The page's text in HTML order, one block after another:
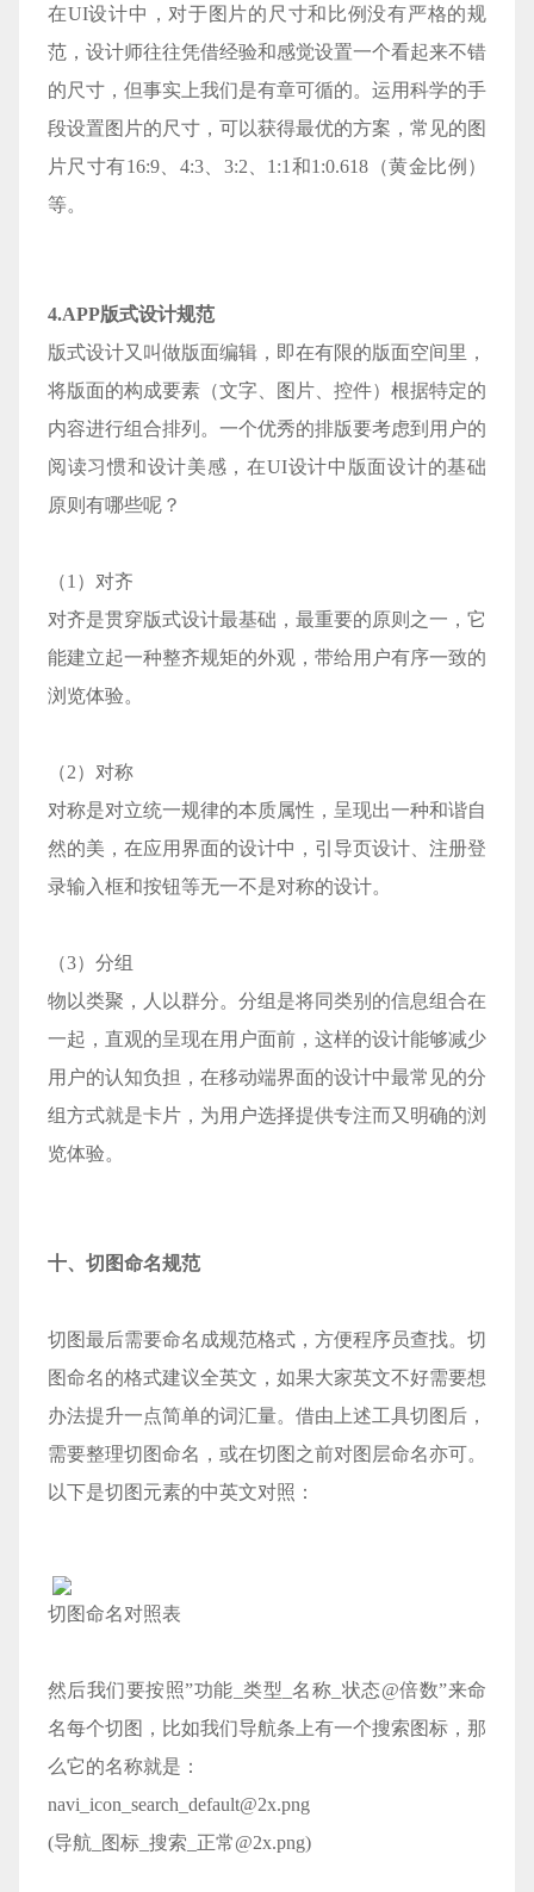
在UI设计中，对于图片的尺寸和比例没有严格的规
范，设计师往往凭借经验和感觉设置一个看起来不错
的尺寸，但事实上我们是有章可循的。运用科学的手
段设置图片的尺寸，可以获得最优的方案，常见的图
片尺寸有16:9、4:3、3:2、1:1和1:0.618（黄金比例）
等。
4.APP版式设计规范
版式设计又叫做版面编辑，即在有限的版面空间里，
将版面的构成要素（文字、图片、控件）根据特定的
内容进行组合排列。一个优秀的排版要考虑到用户的
阅读习惯和设计美感，在UI设计中版面设计的基础
原则有哪些呢？
（1）对齐
对齐是贯穿版式设计最基础，最重要的原则之一，它
能建立起一种整齐规矩的外观，带给用户有序一致的
浏览体验。
（2）对称
对称是对立统一规律的本质属性，呈现出一种和谐自
然的美，在应用界面的设计中，引导页设计、注册登
录输入框和按钮等无一不是对称的设计。
（3）分组
物以类聚，人以群分。分组是将同类别的信息组合在
一起，直观的呈现在用户面前，这样的设计能够减少
用户的认知负担，在移动端界面的设计中最常见的分
组方式就是卡片，为用户选择提供专注而又明确的浏
览体验。
十、切图命名规范
切图最后需要命名成规范格式，方便程序员查找。切
图命名的格式建议全英文，如果大家英文不好需要想
办法提升一点简单的词汇量。借由上述工具切图后，
需要整理切图命名，或在切图之前对图层命名亦可。
以下是切图元素的中英文对照：
切图命名对照表
然后我们要按照”功能_类型_名称_状态@倍数”来命
名每个切图，比如我们导航条上有一个搜索图标，那
么它的名称就是：
navi_icon_search_default@2x.png
(导航_图标_搜索_正常@2x.png)